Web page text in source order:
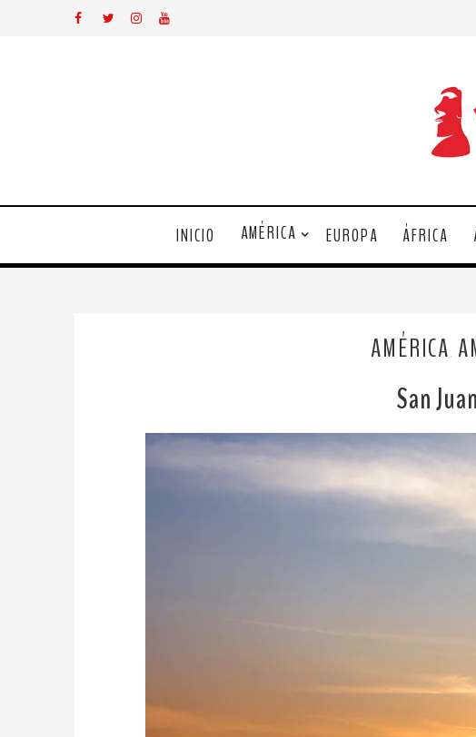
INICIO AMÉRICA EUROPA ÁFRICA
AMÉRICA
San